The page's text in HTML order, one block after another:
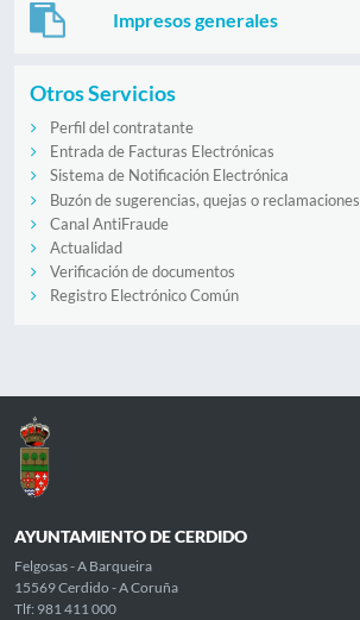
Impresos generales
Otros Servicios
Perfil del contratante
Entrada de Facturas Electrónicas
Sistema de Notificación Electrónica
Buzón de sugerencias, quejas o reclamaciones
Canal AntiFraude
Actualidad
Verificación de documentos
Registro Electrónico Común
AYUNTAMIENTO DE CERDIDO
Felgosas - A Barqueira
15569 Cerdido - A Coruña
Tlf: 981 411 000